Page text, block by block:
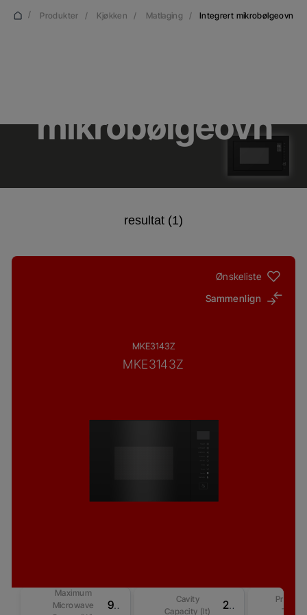
/ Produkter / Kjøkken / Matlaging / Integrert mikrobølgeovn
mikrobølgeovn
resultat (1)
Ønskeliste
Sammenlign
MKE3143Z
MKE3143Z
Maximum
Microwave
900 W
Cavity
Capacity (lt)
25
Product
Type